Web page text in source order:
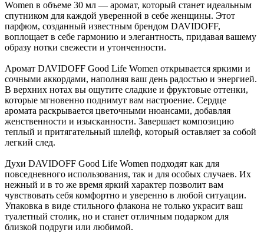
Women в объеме 30 мл — аромат, который станет идеальным
спутником для каждой уверенной в себе женщины. Этот
парфюм, созданный известным брендом DAVIDOFF,
воплощает в себе гармонию и элегантность, придавая вашему
образу нотки свежести и утонченности.
Аромат DAVIDOFF Good Life Women открывается яркими и
сочными аккордами, наполняя ваш день радостью и энергией.
В верхних нотах вы ощутите сладкие и фруктовые оттенки,
которые мгновенно поднимут вам настроение. Сердце
аромата раскрывается цветочными нюансами, добавляя
женственности и изысканности. Завершает композицию
теплый и притягательный шлейф, который оставляет за собой
легкий след.
Духи DAVIDOFF Good Life Women подходят как для
повседневного использования, так и для особых случаев. Их
нежный и в то же время яркий характер позволит вам
чувствовать себя комфортно и уверенно в любой ситуации.
Упаковка в виде стильного флакона не только украсит ваш
туалетный столик, но и станет отличным подарком для
близкой подруги или любимой.